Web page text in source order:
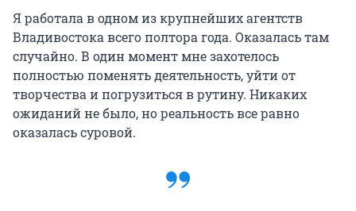
Я работала в одном из крупнейших агентств
Владивостока всего полтора года. Оказалась там
случайно. В один момент мне захотелось
полностью поменять деятельность, уйти от
творчества и погрузиться в рутину. Никаких
ожиданий не было, но реальность все равно
оказалась суровой.